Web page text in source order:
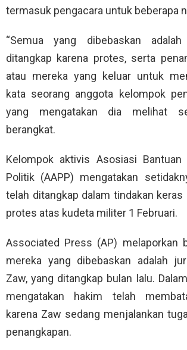
termasuk pengacara untuk beberapa
“Semua yang dibebaskan
ditangkap karena protes, serta
atau mereka yang keluar untuk
kata seorang anggota kelompok
yang mengatakan dia melihat
berangkat.
Kelompok aktivis Asosiasi Bantuan
Politik (AAPP) mengatakan
telah ditangkap dalam tindakan
protes atas kudeta militer 1 Februari.
Associated Press (AP) melaporkan
mereka yang dibebaskan adalah
Zaw, yang ditangkap bulan lalu.
mengatakan hakim telah
karena Zaw sedang menjalankan
penangkapan.